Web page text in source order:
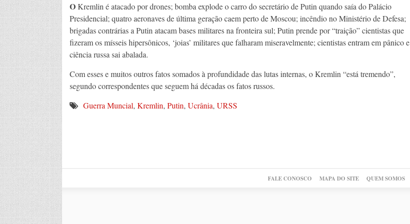
OKremlin é atacado por drones; bomba explode o carro do secretário de Putin quando saía do Palácio
Presidencial; quatro aeronaves de última geração caem perto de Moscou; incêndio no Ministério de Defesa;
brigadas contrárias a Putin atacam bases militares na fronteira sul; Putin prende por “traição” cientistas que
fizeram os mísseis hipersônicos, ‘joias’ militares que falharam miseravelmente; cientistas entram em pânico e
ciência russa sai abalada.
Com esses e muitos outros fatos somados à profundidade das lutas internas, o Kremlin “está tremendo”,
segundo correspondentes que seguem há décadas os fatos russos.
Guerra Muncial, Kremlin, Putin, Ucrânia, URSS
FALE CONOSCO MAPA DO SITE QUEM SOMOS